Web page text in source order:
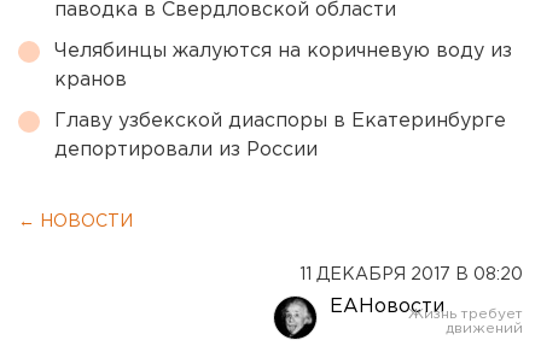
паводка в Свердловской области
Челябинцы жалуются на коричневую воду из
кранов
Главу узбекской диаспоры в Екатеринбурге
депортировали из России
← НОВОСТИ
11 ДЕКАБРЯ 2017 В 08:20
ЕАНовости